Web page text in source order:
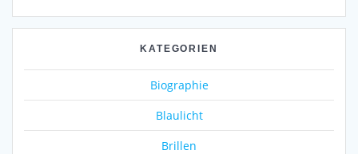
KATEGORIEN
Biographie
Blaulicht
Brillen